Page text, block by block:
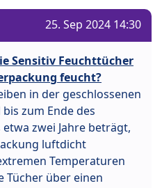
25. Sep 2024 14:30
Sensitiv Feuchttücher
feucht?
in der geschlossenen
zum Ende des
zwei Jahre beträgt,
luftdicht
Temperaturen
Tücher über einen